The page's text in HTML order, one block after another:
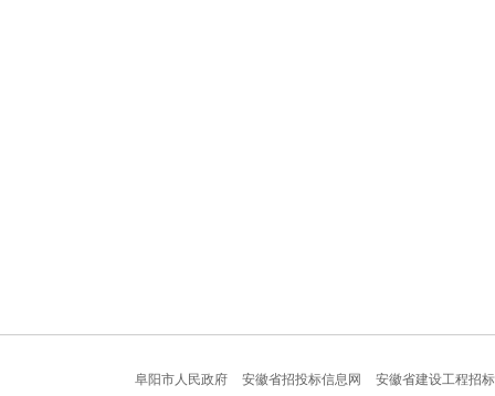
阜阳市人民政府 安徽省招投标信息网 安徽省建设工程招